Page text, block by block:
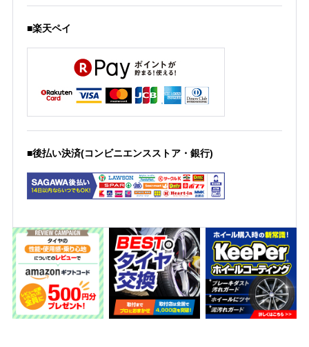
■楽天ペイ
■後払い決済(コンビニエンスストア・銀行)